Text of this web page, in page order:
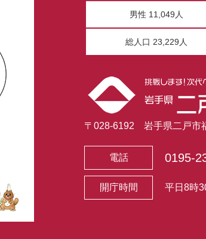
男性 11,049人
総人口 23,229人
〒028-6192 岩手県二戸市
電話 0195-
開庁時間 平日8時